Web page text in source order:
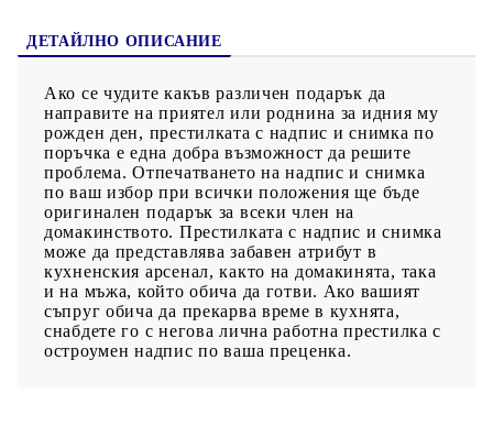
ДЕТАЙЛНО ОПИСАНИЕ
Ако се чудите какъв различен подарък да
направите на приятел или роднина за идния му
рожден ден, престилката с надпис и снимка по
поръчка е една добра възможност да решите
проблема. Отпечатването на надпис и снимка
по ваш избор при всички положения ще бъде
оригинален подарък за всеки член на
домакинството. Престилката с надпис и снимка
може да представлява забавен атрибут в
кухненския арсенал, както на домакинята, така
и на мъжа, който обича да готви. Ако вашият
съпруг обича да прекарва време в кухнята,
снабдете го с негова лична работна престилка с
остроумен надпис по ваша преценка.